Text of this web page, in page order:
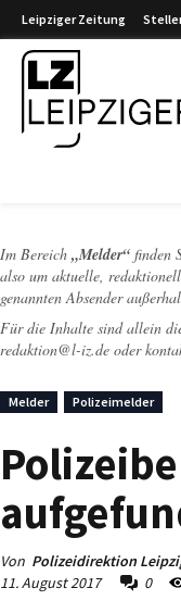
Leipziger Zeitung
Im Bereich „Melder“ finden
also um aktuelle,
genannten Absender
Für die Inhalte sind allein
redaktion@l-iz.de oder
Melder Polizeimelder
Von Polizeidirektion
11. August 2017
0